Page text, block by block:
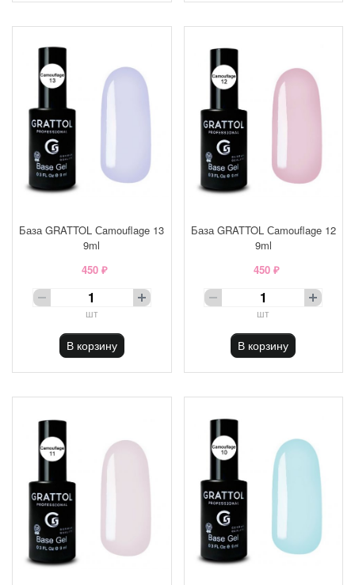
База GRATTOL Сamouflage 13
9ml
450 ₽
шт
В корзину
База GRATTOL Сamouflage 12
9ml
450 ₽
шт
В корзину